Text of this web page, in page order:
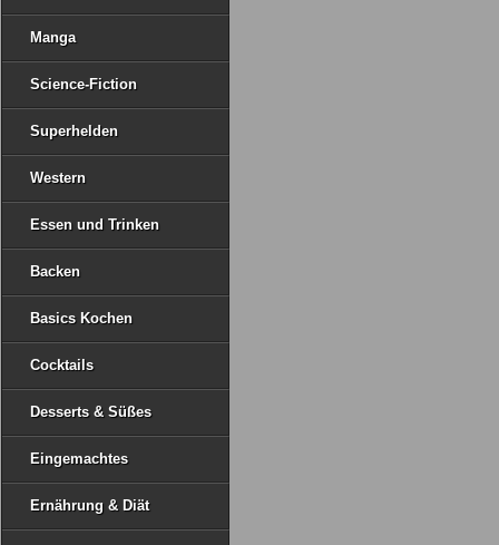
Manga
Science-Fiction
Superhelden
Western
Essen und Trinken
Backen
Basics Kochen
Cocktails
Desserts & Süßes
Eingemachtes
Ernährung & Diät